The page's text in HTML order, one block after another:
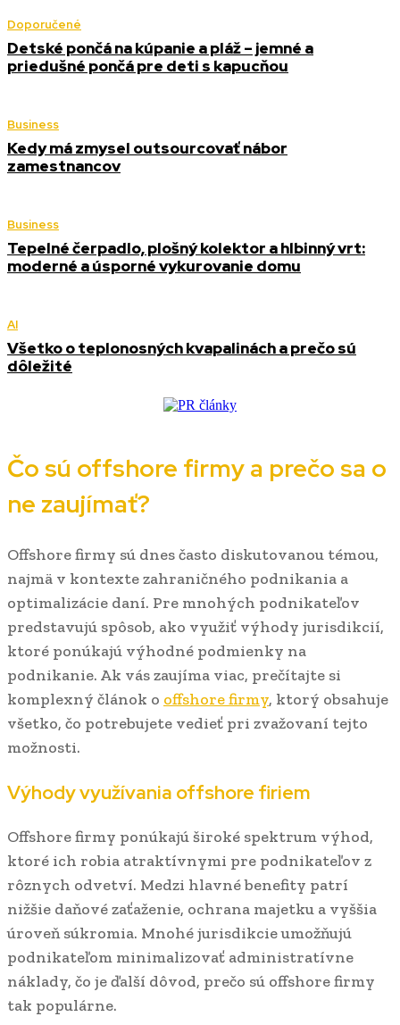
Doporučené
Detské pončá na kúpanie a pláž – jemné a
priedušné pončá pre deti s kapucňou
Business
Kedy má zmysel outsourcovať nábor
zamestnancov
Business
Tepelné čerpadlo, plošný kolektor a hlbinný vrt:
moderné a úsporné vykurovanie domu
AI
Všetko o teplonosných kvapalinách a prečo sú
dôležité
Čo sú offshore firmy a prečo sa o
ne zaujímať?
Offshore firmy sú dnes často diskutovanou témou,
najmä v kontexte zahraničného podnikania a
optimalizácie daní. Pre mnohých podnikateľov
predstavujú spôsob, ako využiť výhody jurisdikcií,
ktoré ponúkajú výhodné podmienky na
podnikanie. Ak vás zaujíma viac, prečítajte si
komplexný článok o offshore firmy, ktorý obsahuje
všetko, čo potrebujete vedieť pri zvažovaní tejto
možnosti.
Výhody využívania offshore firiem
Offshore firmy ponúkajú široké spektrum výhod,
ktoré ich robia atraktívnymi pre podnikateľov z
rôznych odvetví. Medzi hlavné benefity patrí
nižšie daňové zaťaženie, ochrana majetku a vyššia
úroveň súkromia. Mnohé jurisdikcie umožňujú
podnikateľom minimalizovať administratívne
náklady, čo je ďalší dôvod, prečo sú offshore firmy
tak populárne.